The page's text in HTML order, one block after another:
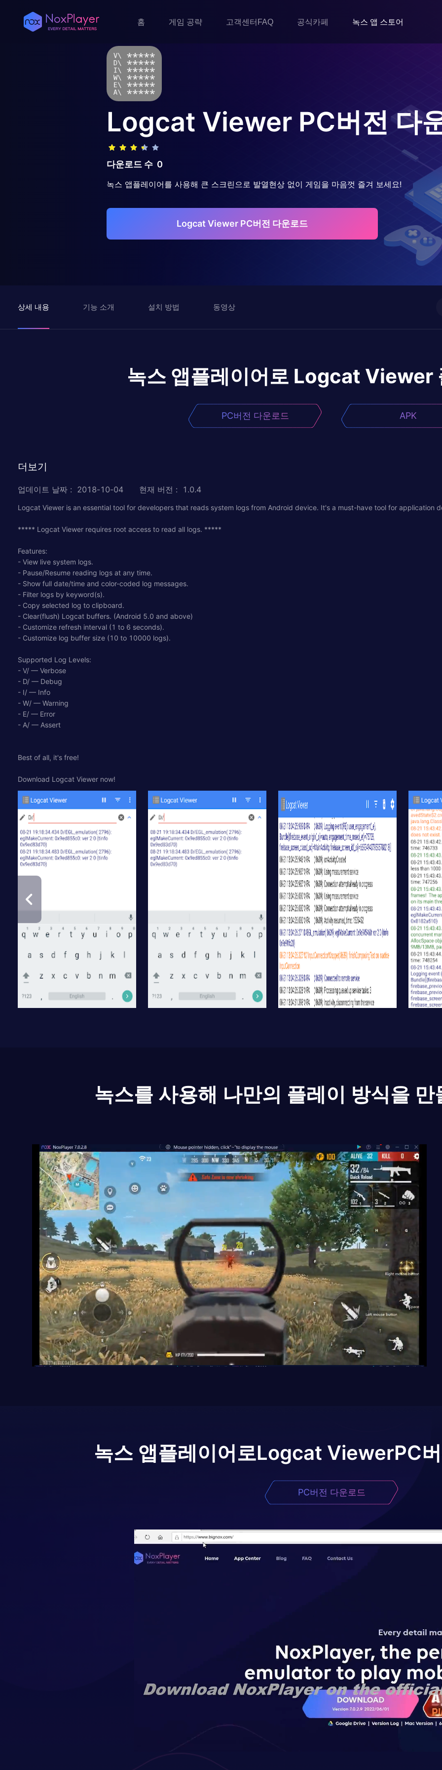
홈 게임 공략 고객센터FAQ 공식카페 녹스 앱 스토어
Logcat Viewer PC버전 다
다운로드 수 0
녹스 앱플레이어를 사용해 큰 스크린으로 발열현상 없이 게임을 마음껏 즐겨 보세요!
Logcat Viewer PC버전 다운로드
상세 내용 기능 소개 설치 방법 동영상
녹스 앱플레이어로 Logcat Viewer
PC버전 다운로드 APK
더보기
업데이트 날짜 : 2018-10-04 현재 버전 : 1.0.4
Logcat Viewer is an essential tool for developers that reads system logs from Android device. It's a must-have tool for application
***** Logcat Viewer requires root access to read all logs. *****
Features:
- View live system logs.
- Pause/Resume reading logs at any time.
- Show full date/time and color-coded log messages.
- Filter logs by keyword(s).
- Copy selected log to clipboard.
- Clear(flush) Logcat buffers. (Android 5.0 and above)
- Customize refresh interval (1 to 6 seconds).
- Customize log buffer size (10 to 10000 logs).
Supported Log Levels:
- V/ — Verbose
- D/ — Debug
- I/ — Info
- W/ — Warning
- E/ — Error
- A/ — Assert
Best of all, it's free!
Download Logcat Viewer now!
녹스를 사용해 나만의 플레이 방식을 만
녹스 앱플레이어로Logcat ViewerPC
PC버전 다운로드